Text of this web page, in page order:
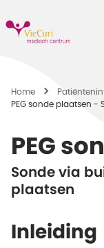
Home
PEG sonde plaatsen
PEG
Sonde via
plaatsen
Inleiding